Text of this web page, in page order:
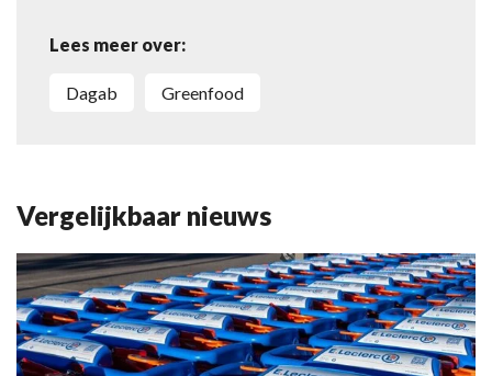
Lees meer over:
Dagab Greenfood
Vergelijkbaar nieuws